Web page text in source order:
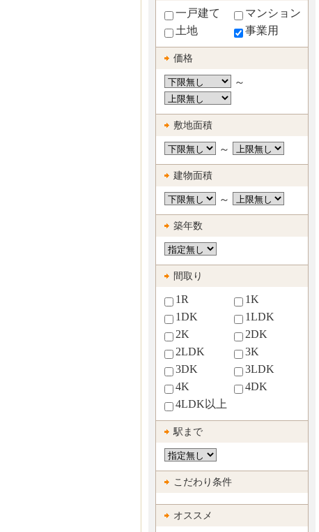
一戸建て
マンション
土地
事業用
価格
～
敷地面積
～
建物面積
～
築年数
間取り
1R
1K
1DK
1LDK
2K
2DK
2LDK
3K
3DK
3LDK
4K
4DK
4LDK以上
駅まで
こだわり条件
オススメ